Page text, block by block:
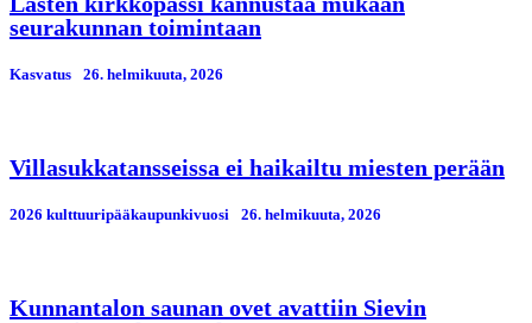
seurakunnan toimintaan
Kasvatus 26. helmikuuta, 2026
Villasukkatansseissa ei haikailtu miesten perään
2026 kulttuuripääkaupunkivuosi 26. helmikuuta, 2026
Kunnantalon saunan ovet avattiin Sievin